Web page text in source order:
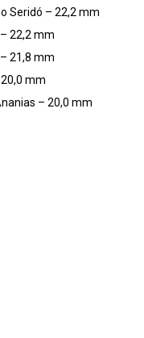
Seridó – 22,2 mm
22,2 mm
21,8 mm
mm
– 20,0 mm